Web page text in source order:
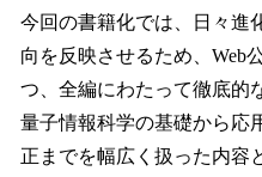
今回の書籍化では、日々進
向を反映させるため、Web
つ、全編にわたって徹底的
量子情報科学の基礎から応
正までを幅広く扱った内容